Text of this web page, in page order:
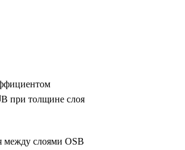
B при толщине слоя
между слоями OSB